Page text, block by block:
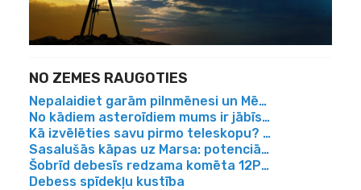
NO ZEMES RAUGOTIES
Nepalaidiet garām pilnmēnesi un Mēness
No kādiem asteroīdiem mums ir jābīstas?
Kā izvēlēties savu pirmo teleskopu? Ceļvedis
Sasalušās kāpas uz Marsa: potenciāli pierādījumi
Šobrīd debesīs redzama komēta 12P/Pons-Brooks
Debess spīdekļu kustība